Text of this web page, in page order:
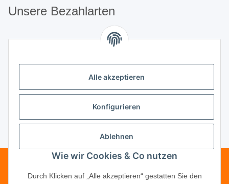
Unsere Bezahlarten
Unsere Partner
Unternehmen
Vertrag widerrufen
Telefonische Beratung?·+49 (0) 5246
Alle akzeptieren
Konfigurieren
Ablehnen
Wie wir Cookies & Co nutzen
Durch Klicken auf „Alle akzeptieren“ gestatten Sie den